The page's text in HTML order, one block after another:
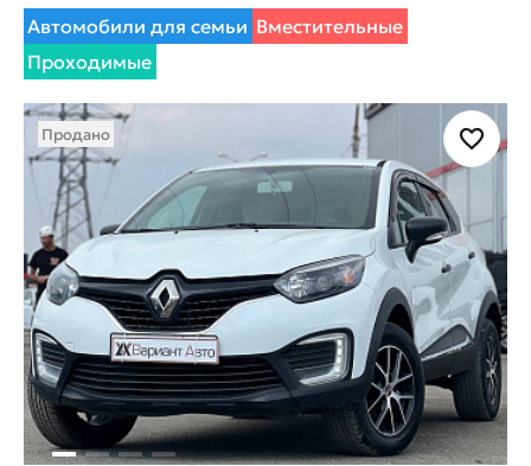
Автомобили для семьи Вместительные
Проходимые
Продано